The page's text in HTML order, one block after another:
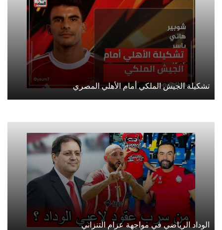
تشكيلة الجيش الملكي أمام الأهلي المصري
الوداد الرياضي في مواجهة عزام التنزاني